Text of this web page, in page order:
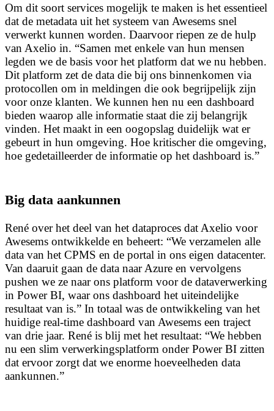
Om dit soort services mogelijk te maken is het essentieel
dat de metadata uit het systeem van Awesems snel
verwerkt kunnen worden. Daarvoor riepen ze de hulp
van Axelio in. “Samen met enkele van hun mensen
legden we de basis voor het platform dat we nu hebben.
Dit platform zet de data die bij ons binnenkomen via
protocollen om in meldingen die ook begrijpelijk zijn
voor onze klanten. We kunnen hen nu een dashboard
bieden waarop alle informatie staat die zij belangrijk
vinden. Het maakt in een oogopslag duidelijk wat er
gebeurt in hun omgeving. Hoe kritischer die omgeving,
hoe gedetailleerder de informatie op het dashboard is.”
Big data aankunnen
René over het deel van het dataproces dat Axelio voor
Awesems ontwikkelde en beheert: “We verzamelen alle
data van het CPMS en de portal in ons eigen datacenter.
Van daaruit gaan de data naar Azure en vervolgens
pushen we ze naar ons platform voor de dataverwerking
in Power BI, waar ons dashboard het uiteindelijke
resultaat van is.” In totaal was de ontwikkeling van het
huidige real-time dashboard van Awesems een traject
van drie jaar. René is blij met het resultaat: “We hebben
nu een slim verwerkingsplatform onder Power BI zitten
dat ervoor zorgt dat we enorme hoeveelheden data
aankunnen.”